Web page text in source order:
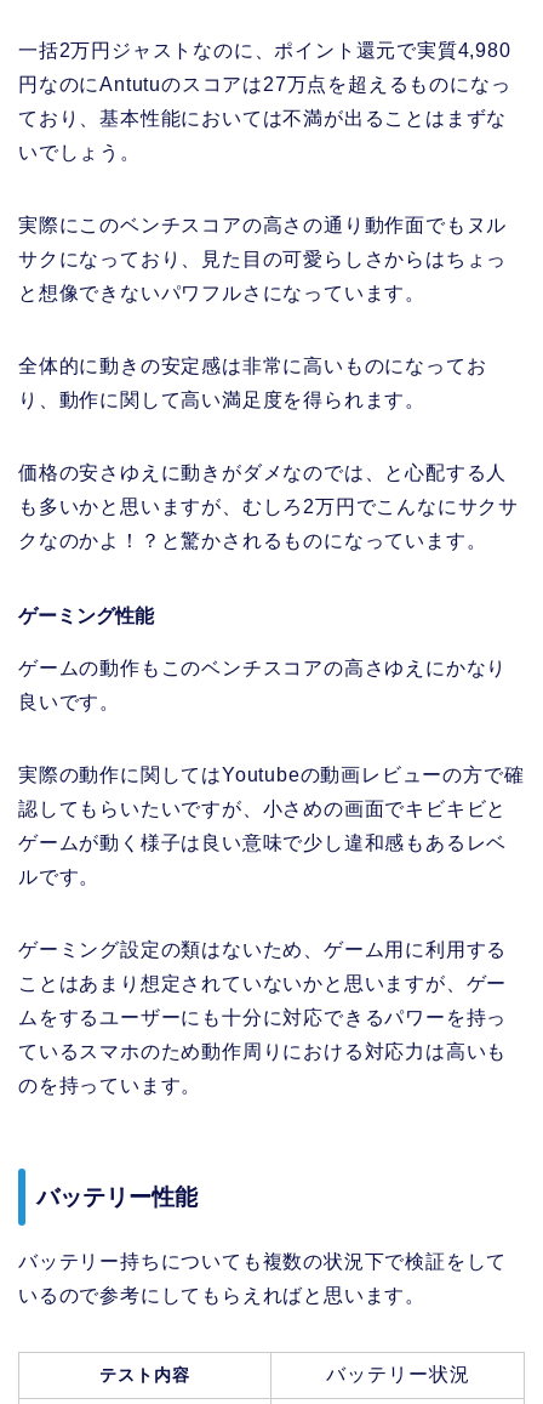
一括2万円ジャストなのに、ポイント還元で実質4,980
円なのにAntutuのスコアは27万点を超えるものになっ
ており、基本性能においては不満が出ることはまずな
いでしょう。
実際にこのベンチスコアの高さの通り動作面でもヌル
サクになっており、見た目の可愛らしさからはちょっ
と想像できないパワフルさになっています。
全体的に動きの安定感は非常に高いものになってお
り、動作に関して高い満足度を得られます。
価格の安さゆえに動きがダメなのでは、と心配する人
も多いかと思いますが、むしろ2万円でこんなにサクサ
クなのかよ！？と驚かされるものになっています。
ゲーミング性能
ゲームの動作もこのベンチスコアの高さゆえにかなり
良いです。
実際の動作に関してはYoutubeの動画レビューの方で確
認してもらいたいですが、小さめの画面でキビキビと
ゲームが動く様子は良い意味で少し違和感もあるレベ
ルです。
ゲーミング設定の類はないため、ゲーム用に利用する
ことはあまり想定されていないかと思いますが、ゲー
ムをするユーザーにも十分に対応できるパワーを持っ
ているスマホのため動作周りにおける対応力は高いも
のを持っています。
バッテリー性能
バッテリー持ちについても複数の状況下で検証をして
いるので参考にしてもらえればと思います。
テスト内容 バッテリー状況